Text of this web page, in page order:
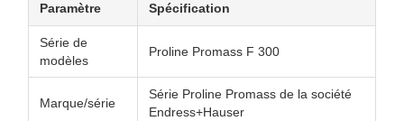
Paramètre Spécification
Série de
modèles
Proline Promass F 300
Marque/série
Série Proline Promass de la société
Endress+Hauser